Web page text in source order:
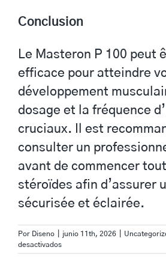
Conclusion
Le Masteron P 100 peut
efficace pour atteindre
développement
dosage et la fréquence
cruciaux. Il est
consulter un
avant de commencer
stéroïdes afin d’assurer
sécurisée et éclairée.
Por Diseno junio 11th, 2026
desactivadosen
Masteron